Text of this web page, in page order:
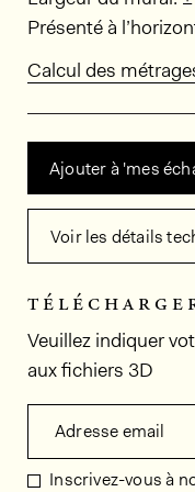
Présenté à
Calcul des
Ajouter à 'mes
Voir les détails
Veuillez indiquer
aux fichiers 3D
Adresse email
Inscrivez-vous à